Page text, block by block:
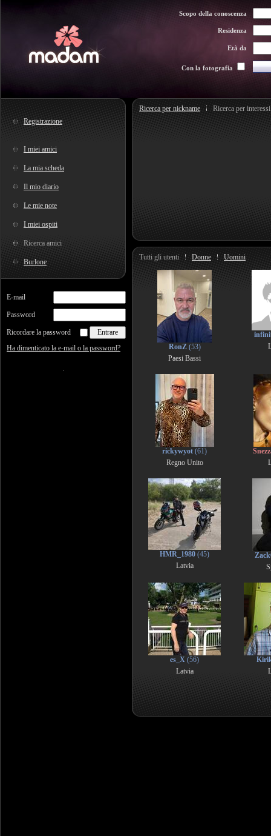
Scopo della conoscenza
Residenza
Età da
Con la fotografia
Registrazione
I miei amici
La mia scheda
Il mio diario
Le mie note
I miei ospiti
Ricerca amici
Burlone
E-mail
Password
Ricordare la password
Ha dimenticato la e-mail o la password?
Ricerca per nickname Ricerca per interessi
Tutti gli utenti Donne Uomini
RonZ(53)
Paesi Bassi
rickywyot (61)
Regno Unito
HMR_1980 (45)
Latvia
es_X (56)
Latvia